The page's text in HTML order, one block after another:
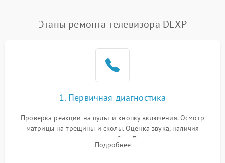
Сеть и подключения
Этапы ремонта телевизора DEXP
1. Первичная диагностика
Проверка реакции на пульт и кнопку включения. Осмотр
матрицы на трещины и сколы. Оценка звука, наличия
подсветки и индикаторов ошибок. Подключение тестовых
источников сигнала для выявления симптомов поломки.
Подробнее